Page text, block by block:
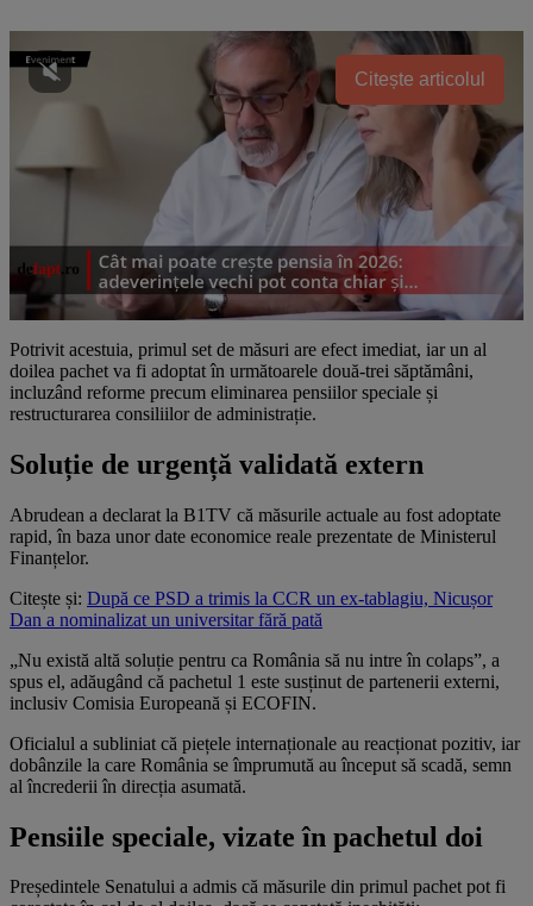
Citește articolul
Potrivit acestuia, primul set de măsuri are efect imediat, iar un al
doilea pachet va fi adoptat în următoarele două-trei săptămâni,
incluzând reforme precum eliminarea pensiilor speciale și
restructurarea consiliilor de administrație.
Soluție de urgență validată extern
Abrudean a declarat la B1TV că măsurile actuale au fost adoptate
rapid, în baza unor date economice reale prezentate de Ministerul
Finanțelor.
Citește și: După ce PSD a trimis la CCR un ex-tablagiu, Nicușor
Dan a nominalizat un universitar fără pată
„Nu există altă soluție pentru ca România să nu intre în colaps”, a
spus el, adăugând că pachetul 1 este susținut de partenerii externi,
inclusiv Comisia Europeană și ECOFIN.
Oficialul a subliniat că piețele internaționale au reacționat pozitiv, iar
dobânzile la care România se împrumută au început să scadă, semn
al încrederii în direcția asumată.
Pensiile speciale, vizate în pachetul doi
Președintele Senatului a admis că măsurile din primul pachet pot fi